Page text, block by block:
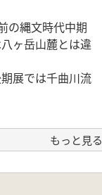
の縄文時代中期
ヶ岳山麓とは違
展では千曲川流
もっと見る